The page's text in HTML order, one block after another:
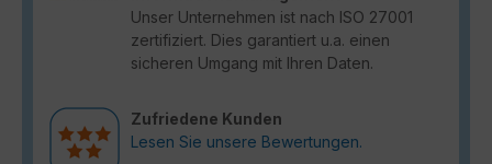
Unser Unternehmen ist nach ISO 27001
zertifiziert. Dies garantiert u.a. einen
sicheren Umgang mit Ihren Daten.
Zufriedene Kunden
Lesen Sie unsere Bewertungen.